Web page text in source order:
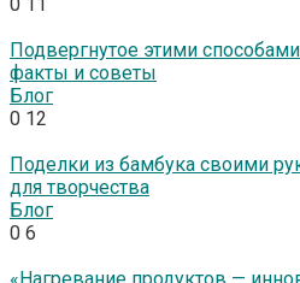
Подвергнутое этими
факты и советы
Блог
0 12
Поделки из бамбука своими
для творчества
Блог
0 6